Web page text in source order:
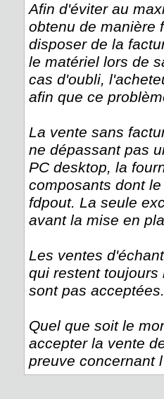
Afin d'éviter au
obtenu de manière
disposer de la
le matériel lors de
cas d'oubli,
afin que ce
La vente sans
ne dépassant pas
PC desktop, la
composants dont
fdpout. La seule
avant la mise en
Les ventes
qui restent
sont pas
Quel que soit le
accepter la vente
preuve concernant